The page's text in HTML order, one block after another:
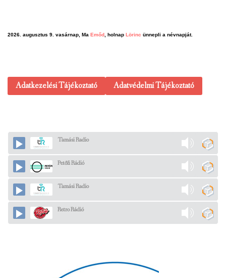
2026. augusztus 9. vasárnap, Ma Emőd, holnap Lörinc ünnepli a névnapját.
Adatkezelési Tájékoztató Adatvédelmi Tájékoztató
Tamási Radio
Petőfi Rádió
Tamási Radio
Retro Rádió